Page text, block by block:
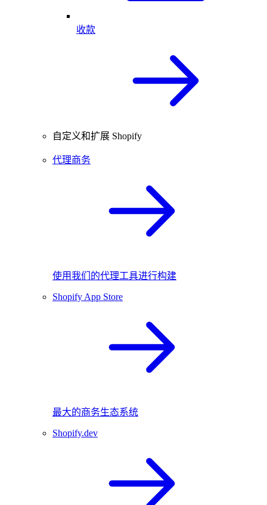
收款
自定义和扩展 Shopify
代理商务
使用我们的代理工具进行构建
Shopify App Store
最大的商务生态系统
Shopify.dev